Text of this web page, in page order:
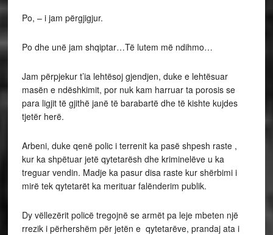
Po, – i jam përgjigjur.
Po dhe unë jam shqiptar…Të lutem më ndihmo…
Jam përpjekur t’ia lehtësoj gjendjen, duke e lehtësuar
masën e ndëshkimit, por nuk kam harruar ta porosis se
para ligjit të gjithë janë të barabartë dhe të kishte kujdes
tjetër herë.
Arbeni, duke qenë polic i terrenit ka pasë shpesh raste ,
kur ka shpëtuar jetë qytetarësh dhe kriminelëve u ka
treguar vendin. Madje ka pasur disa raste kur shërbimi i
mirë tek qytetarët ka merituar falënderim publik.
Dy vëllezërit policë tregojnë se armët pa leje mbeten një
rrezik i përhershëm për jetën e qytetarëve, prandaj ata i